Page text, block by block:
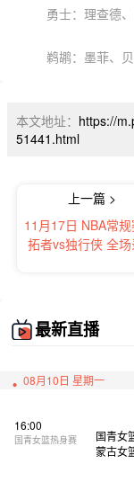
勇士：理查德、
鹈鹕：墨菲、贝
本文地址： https://
51441.html
上一篇 >
11月17日 NBA常
拓者vs独行侠 全场
最新直播
08月10日 星期一
16:00
国青女篮热身赛
国青女
蒙古女